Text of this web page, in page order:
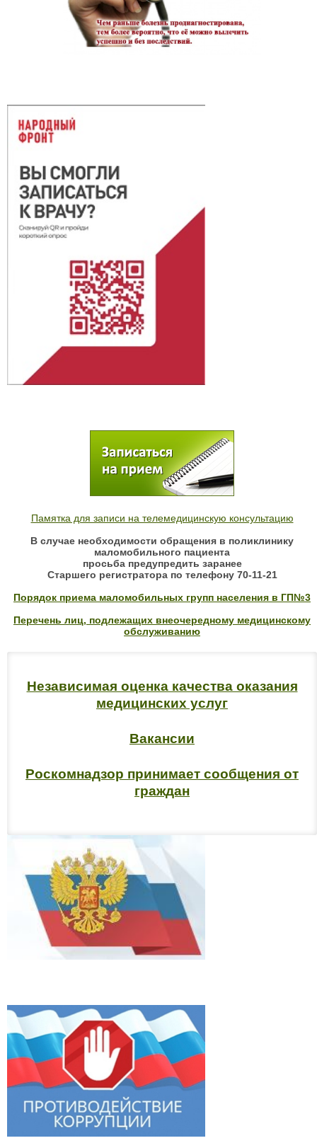
Памятка для записи на телемедицинскую консультацию
В случае необходимости обращения в поликлинику
маломобильного пациента
просьба предупредить заранее
Старшего регистратора по телефону 70-11-21
Порядок приема маломобильных групп населения в ГП№3
Перечень лиц, подлежащих внеочередному медицинскому
обслуживанию
Независимая оценка качества оказания
медицинских услуг
Вакансии
Роскомнадзор принимает сообщения от
граждан